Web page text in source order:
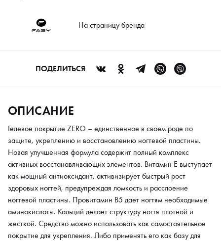
ногтевой пластины. Провитамин В5 дает ногтям необходимые
аминокислоты. Кальций делает структуру ногтя плотной и
основного цвета. Гель отлично подойдет и для мужского
На страницу бренда
ПОДЕЛИТЬСЯ
ОПИСАНИЕ
Гелевое покрытие ZERO – единственное в своем роде по
защите, укреплению и восстановлению ногтевой пластины.
Новая улучшенная формула содержит полный комплекс
активных восстанавливающих элементов. Витамин Е выступает
как мощный антиоксидант, активизирует быстрый рост
здоровых ногтей, предупреждая ломкость и расслоение
ногтевой пластины. Провитамин В5 дает ногтям необходимые
аминокислоты. Кальций делает структуру ногтя плотной и
жесткой. Средство можно использовать как самостоятельное
покрытие для укрепления. Либо применять его как базу для